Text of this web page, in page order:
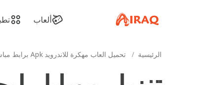
apkiraq.com ألعاب
الرئيسية / تحميل العاب مهكرة للاندرويد Apk برابط مباشر 2026 مجانًا